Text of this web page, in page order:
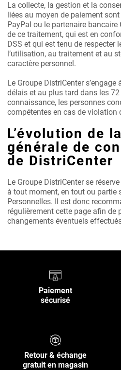
La collecte, la gestion et la
liées au moyen de paiement
PayPal ou le partenaire bancaire
de ce traitement, qui est en
DSS et qui est tenu de respecter
l’utilisation, au traitement et au
caractère personnel.
Le Groupe DistriCenter
délais et au plus tard dans les
connaissance, les personnes
compétentes en cas de violation
L’évolution de
générale de
de DistriCenter
Le Groupe DistriCenter se
à tout moment, en tout ou partie
Personnelles. Il est donc
régulièrement cette page afin de
changements éventuels
Paiement
sécurisé
Retour & échange
gratuit en magasin